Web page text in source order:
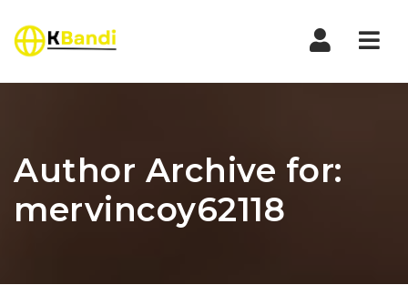
Author Archive for:
mervincoy62118